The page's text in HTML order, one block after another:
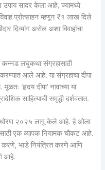
सादर केला आहे, ज्यामध्ये
प्रोत्साहन म्हणून ₹१ लाख दिले
दिव्यांग असेल अशा विवाहांचा
कन्नड लघुकथा संग्रहासाठी
आले आहे. या संग्रहाचा दीपा
‘हृदय दीपा’ नावाच्या या
साहित्याची समृद्धी दर्शवतात.
धोरण २०२५ लागू केले आहे. हे ओला
एक व्यापक नियामक चौकट आहे.
करणे, भाडे नियंत्रित करणे आणि
आहे.